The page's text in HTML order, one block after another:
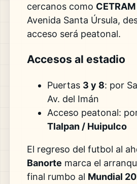
cercanos como
Avenida Santa Úrsula,
acceso será peatonal.
Accesos al estadio
Puertas 3 y 8: por
Av. del Imán
Acceso peatonal:
Tlalpan / Huipulco
El regreso del futbol al
Banorte marca el
final rumbo al Mundial